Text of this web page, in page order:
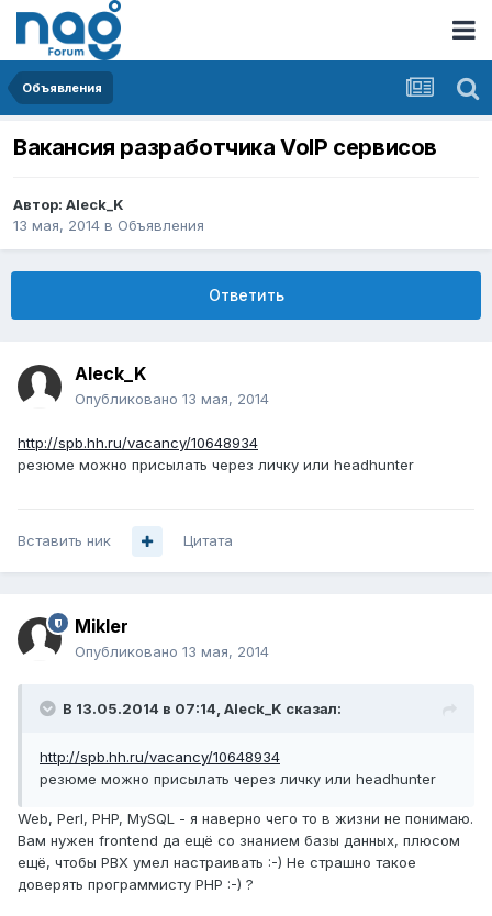
Объявления
Вакансия разработчика VoIP сервисов
Автор: Aleck_K
13 мая, 2014 в Объявления
Ответить
Aleck_K
Опубликовано 13 мая, 2014
http://spb.hh.ru/vacancy/10648934
резюме можно присылать через личку или headhunter
Вставить ник Цитата
Mikler
Опубликовано 13 мая, 2014
В 13.05.2014 в 07:14, Aleck_K сказал:
http://spb.hh.ru/vacancy/10648934
резюме можно присылать через личку или headhunter
Web, Perl, PHP, MySQL - я наверно чего то в жизни не понимаю.
Вам нужен frontend да ещё со знанием базы данных, плюсом
ещё, чтобы PBX умел настраивать :-) Не страшно такое
доверять программисту PHP :-) ?